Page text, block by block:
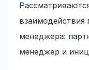
взаимодействия
менеджера:
менеджер и